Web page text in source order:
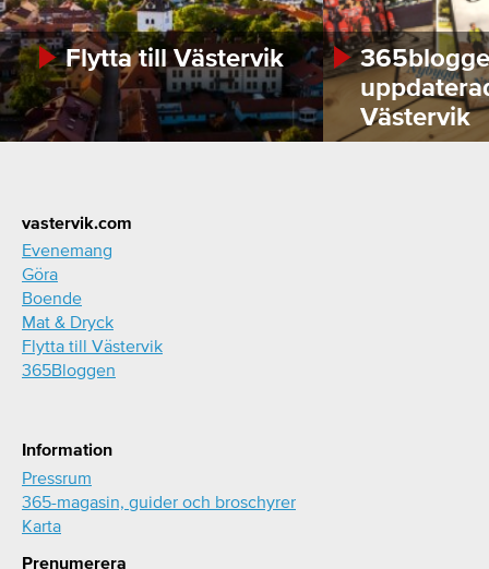
Flytta till Västervik
Västervik
Footer
vastervik.com
Evenemang
Göra
Boende
Mat & Dryck
Flytta till Västervik
365Bloggen
Information
Pressrum
365-magasin, guider och broschyrer
Karta
Prenumerera